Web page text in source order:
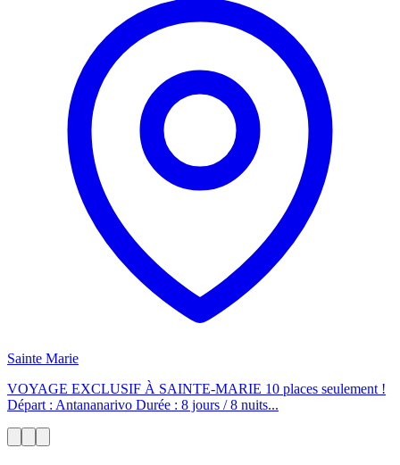
Sainte Marie
VOYAGE EXCLUSIF À SAINTE-MARIE 10 places seulement !
Départ : Antananarivo Durée : 8 jours / 8 nuits...